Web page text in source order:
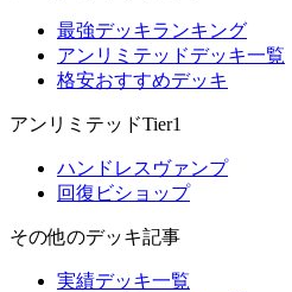
最強デッキランキング
アンリミテッドデッキ一覧
格安おすすめデッキ
アンリミテッドTier1
ハンドレスヴァンプ
回復ビショップ
その他のデッキ記事
実績デッキ一覧